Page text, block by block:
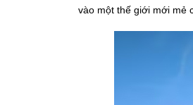
vào một thế giới mới mẻ